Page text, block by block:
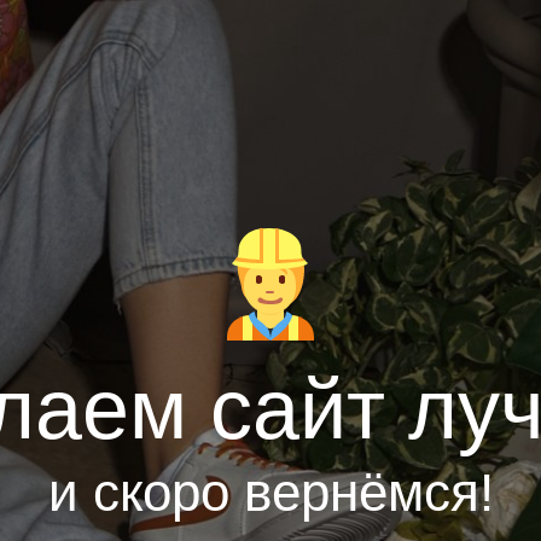
сайт
и скоро вернёмся!